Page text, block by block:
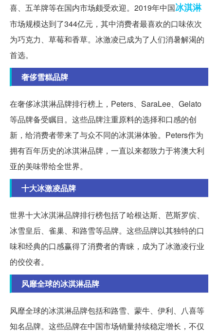
喜、五羊牌等在国内市场颇受欢迎。2019年中国冰淇淋
市场规模达到了344亿元，其中消费者最喜欢的口味依次
为巧克力、草莓和香草。冰激凌已成为了人们消暑解渴的
首选。
奢侈雪糕品牌
在奢侈冰淇淋品牌排行榜上，Peters、SaraLee、Gelato
等品牌备受瞩目。这些品牌注重原料的选择和口感的创
新，给消费者带来了与众不同的冰淇淋体验。Peters作为
拥有百年历史的冰淇淋品牌，一直以来都致力于将澳大利
亚的美味带给全世界。
十大冰激凌品牌
世界十大冰淇淋品牌排行榜包括了哈根达斯、芭斯罗缤、
冰雪皇后、雀巢、和路雪等品牌。这些品牌以其独特的口
味和经典的口感赢得了消费者的青睐，成为了冰激凌行业
的佼佼者。
风靡全球的冰淇淋品牌
风靡全球的冰淇淋品牌包括和路雪、蒙牛、伊利、八喜等
知名品牌。这些品牌在中国市场销量持续稳定增长，不仅